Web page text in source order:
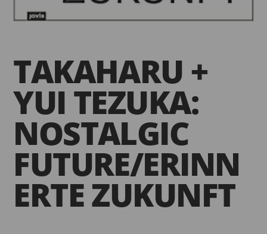
TAKAHARU +
YUI TEZUKA:
NOSTALGIC
FUTURE/ERINN
ERTE ZUKUNFT